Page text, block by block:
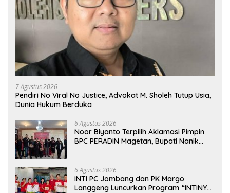
7 Agustus 2026
Pendiri No Viral No Justice, Advokat M. Sholeh Tutup Usia,
Dunia Hukum Berduka
6 Agustus 2026
Noor Biyanto Terpilih Aklamasi Pimpin
BPC PERADIN Magetan, Bupati Nanik
6 Agustus 2026
INTI PC Jombang dan PK Margo
Langgeng Luncurkan Program “INTINYA